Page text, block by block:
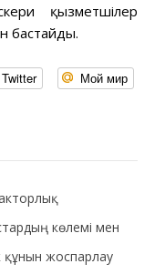
қызметшілер
бастайды.
Twitter Мой мир
көлемі мен
құнын жоспарлау